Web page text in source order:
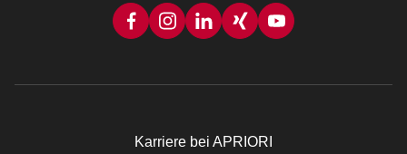
Karriere bei APRIORI